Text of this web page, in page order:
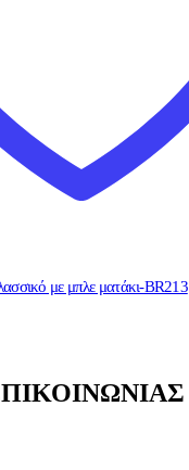
με μπλε ματάκι-BR213